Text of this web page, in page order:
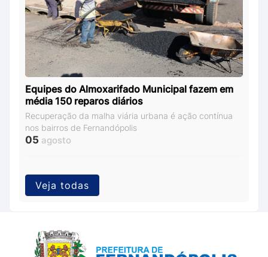
Equipes do Almoxarifado Municipal fazem em
média 150 reparos diários
Recuperação da malha viária urbana é ação contínua
nos bairros de Fernandópolis
05 agosto
Veja todas